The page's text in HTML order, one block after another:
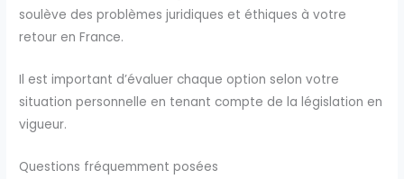
soulève des problèmes juridiques et éthiques à votre
retour en France.
Il est important d’évaluer chaque option selon votre
situation personnelle en tenant compte de la législation en
vigueur.
Questions fréquemment posées